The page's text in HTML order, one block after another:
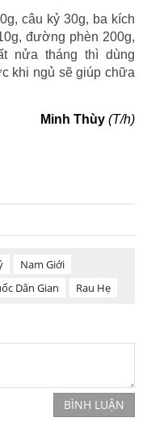
câu kỷ 30g, ba kích
đường phèn 200g,
nửa tháng thì dùng
khi ngủ sẽ giúp chữa
Minh Thùy (T/h)
Nam Giới
Dân Gian Rau Hẹ
BÌNH LUẬN